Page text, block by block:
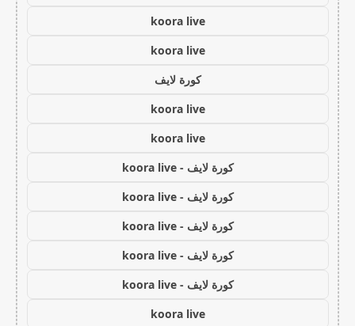
koora live
koora live
كورة لايف
koora live
koora live
كورة لايف - koora live
كورة لايف - koora live
كورة لايف - koora live
كورة لايف - koora live
كورة لايف - koora live
koora live